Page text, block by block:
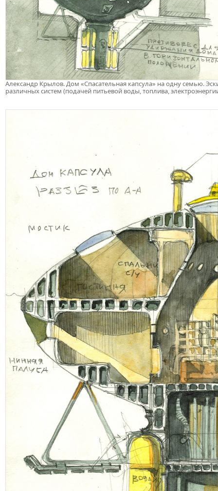
Александр Крылов. Дом «Спасательная капсула» на одну семью.
различных систем (подачей питьевой воды, топлива,